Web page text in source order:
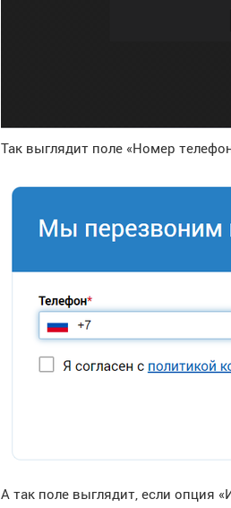
Так выглядит поле «Номер
А так поле выглядит, если опция